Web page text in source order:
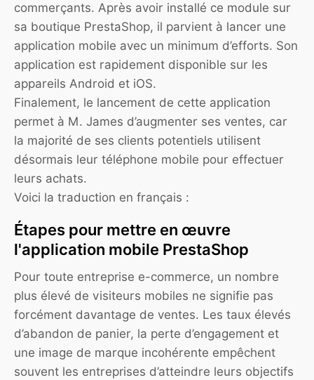
commerçants. Après avoir installé ce module sur
sa boutique PrestaShop, il parvient à lancer une
application mobile avec un minimum d’efforts. Son
application est rapidement disponible sur les
appareils Android et iOS.
Finalement, le lancement de cette application
permet à M. James d’augmenter ses ventes, car
la majorité de ses clients potentiels utilisent
désormais leur téléphone mobile pour effectuer
leurs achats.
Voici la traduction en français :
Étapes pour mettre en œuvre
l'application mobile PrestaShop
Pour toute entreprise e-commerce, un nombre
plus élevé de visiteurs mobiles ne signifie pas
forcément davantage de ventes. Les taux élevés
d’abandon de panier, la perte d’engagement et
une image de marque incohérente empêchent
souvent les entreprises d’atteindre leurs objectifs